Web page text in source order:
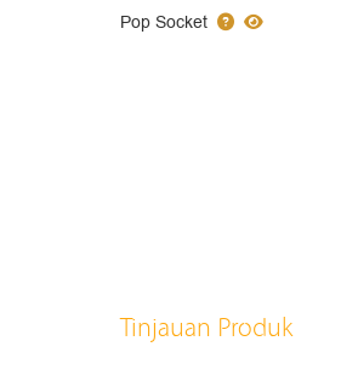
Pop Socket
Tinjauan Produk